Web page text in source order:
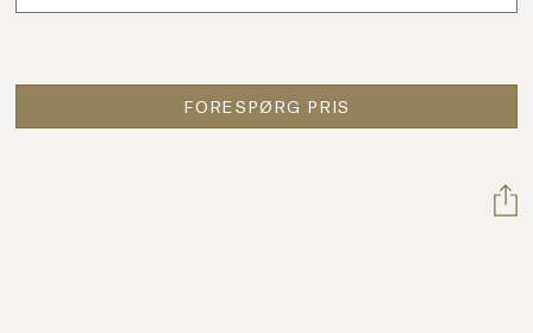
FORESPØRG PRIS